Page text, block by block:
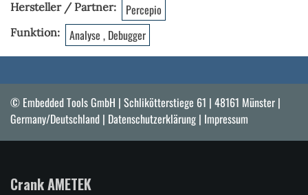
Hersteller / Partner Percepio
Funktion Analyse , Debugger
© Embedded Tools GmbH | Schlikötterstiege 61 | 48161 Münster |
Germany/Deutschland | Datenschutzerklärung | Impressum
Crank AMETEK